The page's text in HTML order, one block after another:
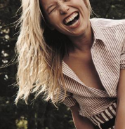
Имиджевый